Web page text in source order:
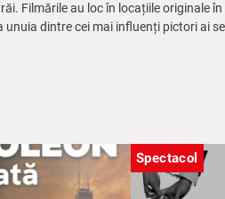
Filmările au loc în locațiile originale
dintre cei mai influenți pictori ai
Spectacol